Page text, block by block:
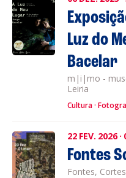
Luz do
Bacelar
m|i|mo -
Leiria
Cultura
22 FEV. 2026 ·
Fontes
Fontes, Cortes